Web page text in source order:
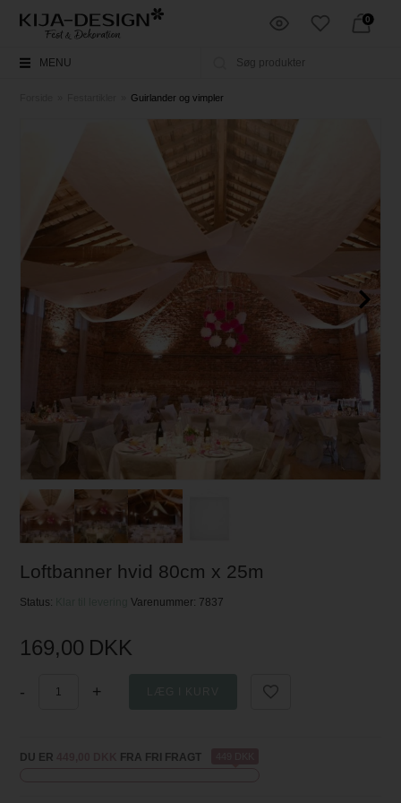
0
MENU
Guirlander og vimpler
Loftbanner hvid 80cm x 25m
Status: Klar til leveringVarenummer: 7837
169,00 DKK
- +
DU ER FRA FRI FRAGT